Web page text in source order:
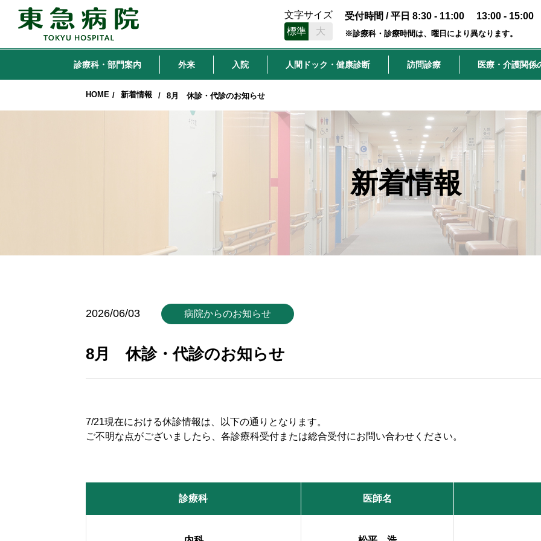
文字サイズ
標準
大
受付時間 / 平日 8:30 - 11:00 13:00 - 15:00
※診療科・診療時間は、曜日により異なります。
診療科・部門案内 外来 入院 人間ドック・健康診断 訪問診療 医療・介護関係
HOME / 新着情報 / 8月 休診・代診のお知らせ
新着情報
2026/06/03 病院からのお知らせ
8月 休診・代診のお知らせ
7/21現在における休診情報は、以下の通りとなります。
ご不明な点がございましたら、各診療科受付または総合受付にお問い合わせください。
診療科 医師名